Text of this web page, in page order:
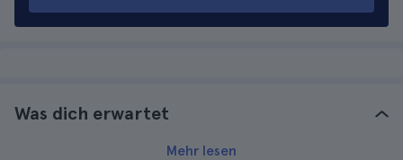
Was dich erwartet
Mehr lesen